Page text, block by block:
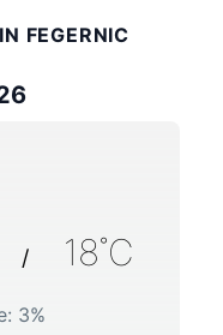
FEGERNIC
/ 18˚C
3%